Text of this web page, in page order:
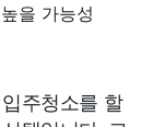
을 가능성
주청소를 할